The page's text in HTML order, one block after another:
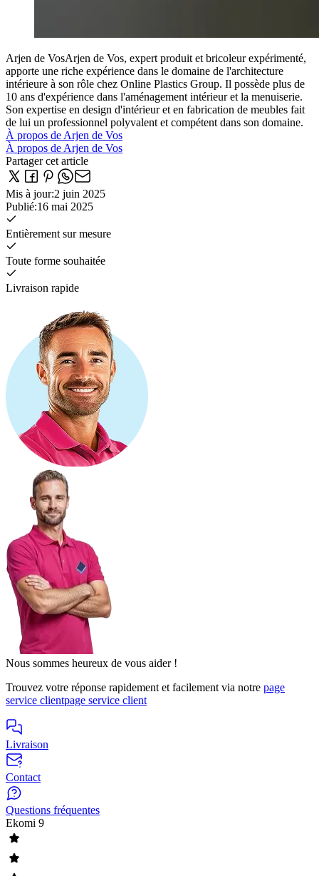
Arjen de VosArjen de Vos, expert produit et bricoleur expérimenté,
apporte une riche expérience dans le domaine de l'architecture
intérieure à son rôle chez Online Plastics Group. Il possède plus de
10 ans d'expérience dans l'aménagement intérieur et la menuiserie.
Son expertise en design d'intérieur et en fabrication de meubles fait
de lui un professionnel polyvalent et compétent dans son domaine.
À propos de Arjen de Vos
À propos de Arjen de Vos
Partager cet article
Mis à jour:2 juin 2025
Publié:16 mai 2025
Entièrement sur mesure
Toute forme souhaitée
Livraison rapide
Nous sommes heureux de vous aider !
Trouvez votre réponse rapidement et facilement via notre page
service clientpage service client
Livraison
Contact
Questions fréquentes
Ekomi 9